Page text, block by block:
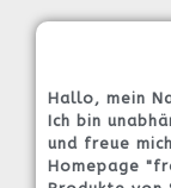
Hallo, mein
Ich bin
und freue
Homepage